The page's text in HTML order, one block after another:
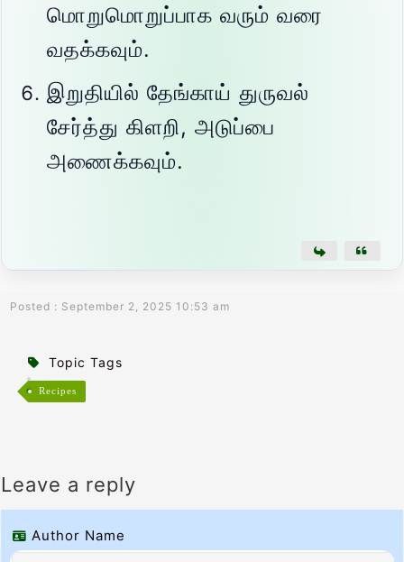
மொறுமொறுப்பாக வரும் வரை
வதக்கவும்.
இறுதியில் தேங்காய் துருவல்
சேர்த்து கிளறி, அடுப்பை
அணைக்கவும்.
Posted : September 2, 2025 10:53 am
Topic Tags
Recipes
Leave a reply
Author Name